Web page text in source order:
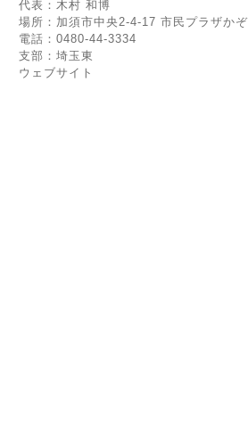
代表：木村 和博
場所：加須市中央2-4-17 市民プラザかぞ
電話：0480-44-3334
支部：埼玉東
ウェブサイト